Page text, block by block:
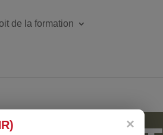
de la formation